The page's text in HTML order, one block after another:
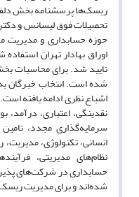
حوزه حسابداری و
شده است. انتخاب خبرگان
اشباع نظری ادامه یافته
نقدینگی، اعتباری، درآمد،
سرمایه‌گذاری مجدد،
انسانی، تکنولوژی،
نظام‌های مدیریتی،
حسابداری در ‌شرکت‌های
شده‌اند و برای مدیریت